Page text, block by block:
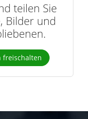
teilen Sie
Bilder und
freischalten